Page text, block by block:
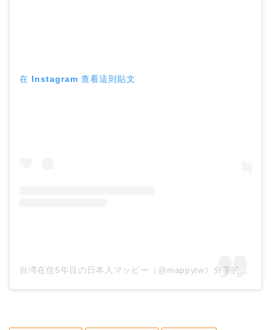
在 Instagram 查看這則貼文
台湾在住5年目の日本人マッピー（@mappytw）分享的貼文